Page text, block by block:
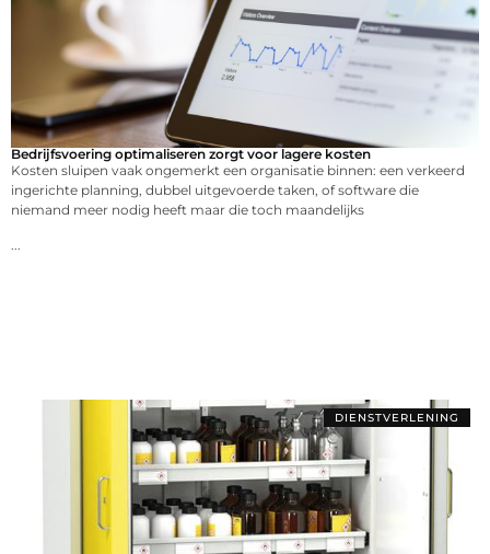
Bedrijfsvoering optimaliseren zorgt voor lagere kosten
Kosten sluipen vaak ongemerkt een organisatie binnen: een verkeerd
ingerichte planning, dubbel uitgevoerde taken, of software die
niemand meer nodig heeft maar die toch maandelijks
...
DIENSTVERLENING